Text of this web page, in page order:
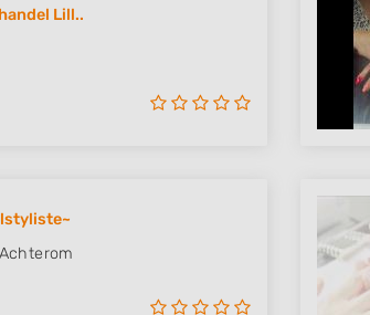
Lill..